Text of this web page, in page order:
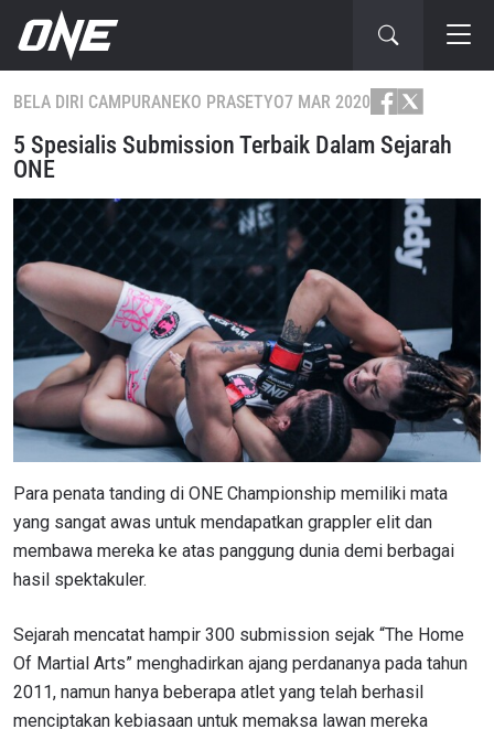
BELA DIRI CAMPURANEKO PRASETYO7 MAR 2020
5 Spesialis Submission Terbaik Dalam Sejarah
ONE
Para penata tanding di ONE Championship memiliki mata
yang sangat awas untuk mendapatkan grappler elit dan
membawa mereka ke atas panggung dunia demi berbagai
hasil spektakuler.
Sejarah mencatat hampir 300 submission sejak “The Home
Of Martial Arts” menghadirkan ajang perdananya pada tahun
2011, namun hanya beberapa atlet yang telah berhasil
menciptakan kebiasaan untuk memaksa lawan mereka